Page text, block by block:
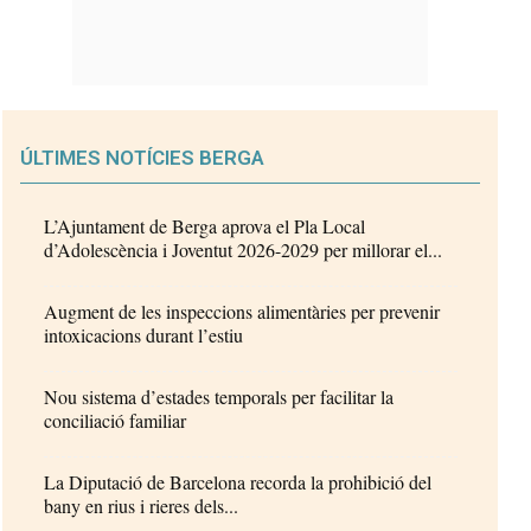
ÚLTIMES NOTÍCIES BERGA
L’Ajuntament de Berga aprova el Pla Local
d’Adolescència i Joventut 2026-2029 per millorar el...
Augment de les inspeccions alimentàries per prevenir
intoxicacions durant l’estiu
Nou sistema d’estades temporals per facilitar la
conciliació familiar
La Diputació de Barcelona recorda la prohibició del
bany en rius i rieres dels...